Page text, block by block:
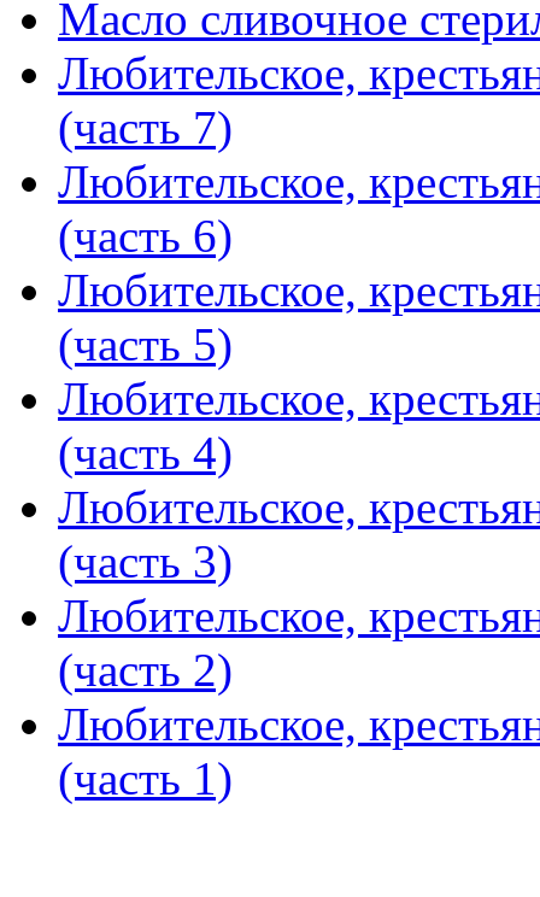
Масло сливочное
Любительское,
(часть 7)
Любительское,
(часть 6)
Любительское,
(часть 5)
Любительское,
(часть 4)
Любительское,
(часть 3)
Любительское,
(часть 2)
Любительское,
(часть 1)